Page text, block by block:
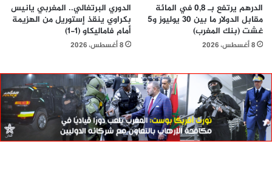
الدرهم يرتفع بـ 0,8 في المائة
مقابل الدولار ما بين 30 يوليوز و5
غشت (بنك المغرب)
8 أغسطس، 2026
الدوري البرتغالي.. المغربي يانيس
بكراوي ينقذ إستوريل من الهزيمة
أمام فاماليكاو (1-1)
8 أغسطس، 2026